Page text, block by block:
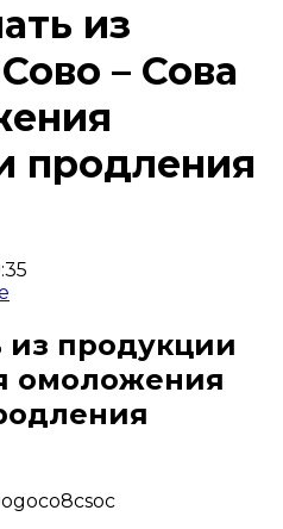
из
– Сова
продления
из продукции
омоложения